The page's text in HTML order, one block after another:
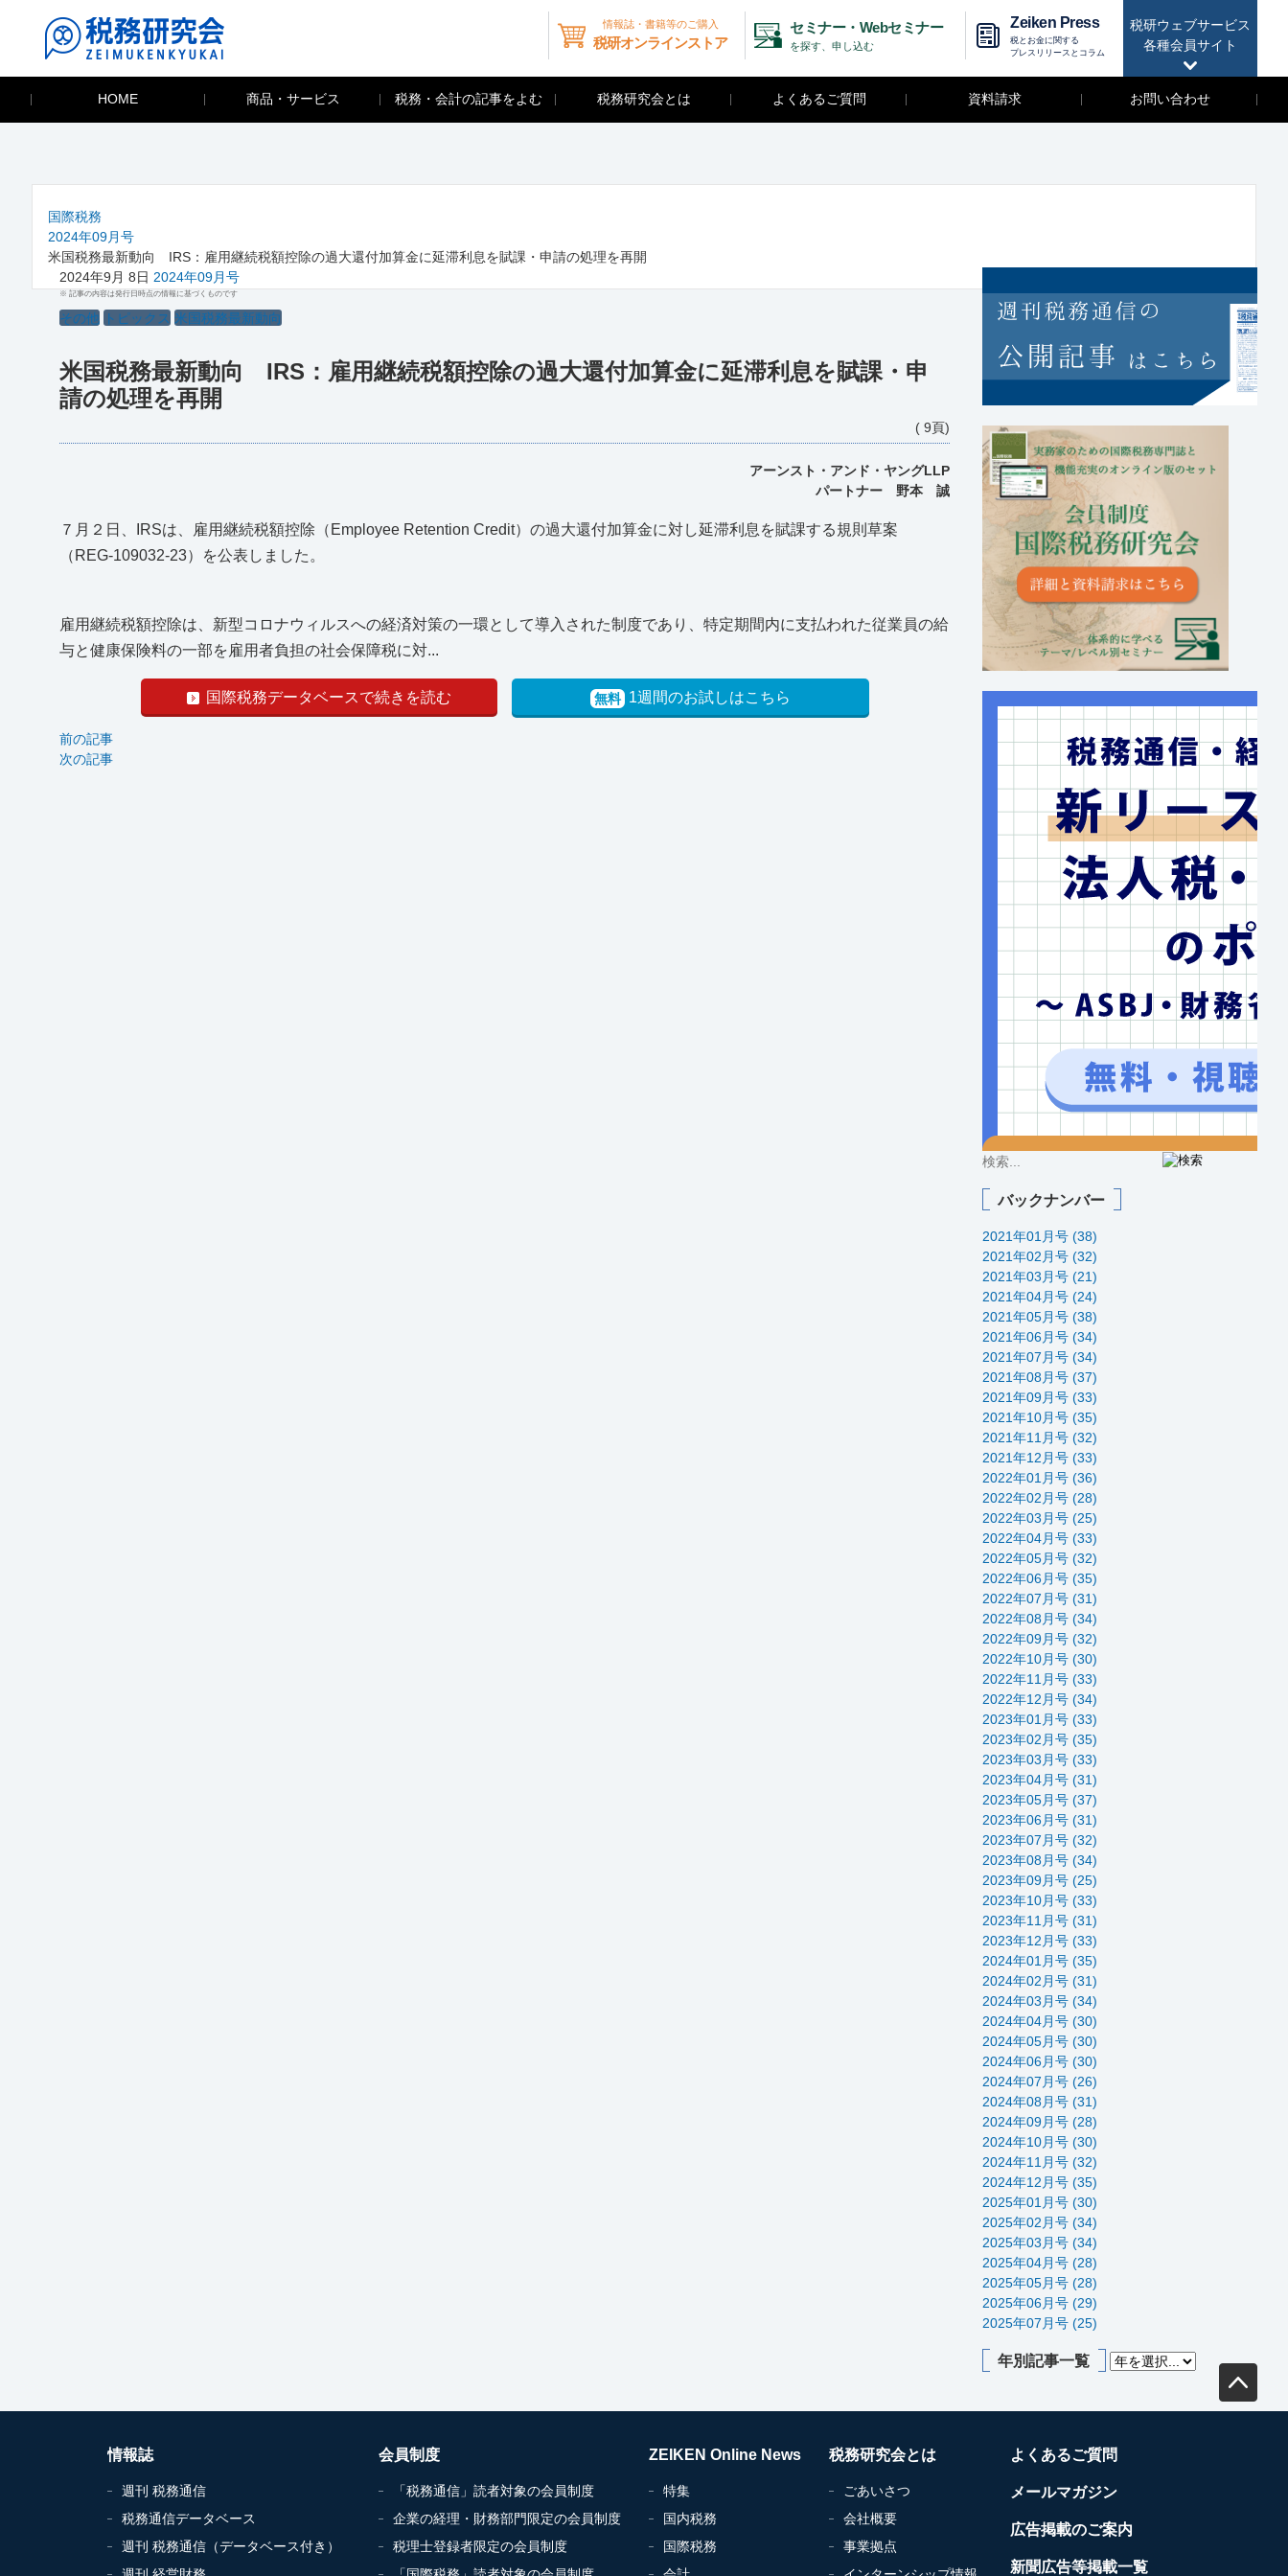
税研ウェブサービス
各種会員サイト
情報誌・書籍等のご購入
税研オンラインストア
セミナー・Webセミナー
を探す、申し込む
Zeiken Press
税とお金に関する
プレスリリースとコラム
HOME 商品・サービス 税務・会計の記事をよむ 税務研究会とは よくあるご質問 資料請求 お問い合わせ
国際税務
2024年09月号
米国税務最新動向 IRS：雇用継続税額控除の過大還付加算金に延滞利息を賦課・申請の処理を再開
2024年9月 8日 2024年09月号
※ 記事の内容は発行日時点の情報に基づくものです
その他 トピックス 米国税務最新動向
米国税務最新動向 IRS：雇用継続税額控除の過大還付加算金に延滞利息を賦課・申
請の処理を再開
( 9頁)
アーンスト・アンド・ヤングLLP
パートナー 野本 誠
７月２日、IRSは、雇用継続税額控除（Employee Retention Credit）の過大還付加算金に対し延滞利息を賦課する規則草案
（REG-109032-23）を公表しました。
雇用継続税額控除は、新型コロナウィルスへの経済対策の一環として導入された制度であり、特定期間内に支払われた従業員の給
与と健康保険料の一部を雇用者負担の社会保障税に対...
国際税務データベースで続きを読む 無料 1週間のお試しはこちら
前の記事
次の記事
バックナンバー
2021年01月号 (38)
2021年02月号 (32)
2021年03月号 (21)
2021年04月号 (24)
2021年05月号 (38)
2021年06月号 (34)
2021年07月号 (34)
2021年08月号 (37)
2021年09月号 (33)
2021年10月号 (35)
2021年11月号 (32)
2021年12月号 (33)
2022年01月号 (36)
2022年02月号 (28)
2022年03月号 (25)
2022年04月号 (33)
2022年05月号 (32)
2022年06月号 (35)
2022年07月号 (31)
2022年08月号 (34)
2022年09月号 (32)
2022年10月号 (30)
2022年11月号 (33)
2022年12月号 (34)
2023年01月号 (33)
2023年02月号 (35)
2023年03月号 (33)
2023年04月号 (31)
2023年05月号 (37)
2023年06月号 (31)
2023年07月号 (32)
2023年08月号 (34)
2023年09月号 (25)
2023年10月号 (33)
2023年11月号 (31)
2023年12月号 (33)
2024年01月号 (35)
2024年02月号 (31)
2024年03月号 (34)
2024年04月号 (30)
2024年05月号 (30)
2024年06月号 (30)
2024年07月号 (26)
2024年08月号 (31)
2024年09月号 (28)
2024年10月号 (30)
2024年11月号 (32)
2024年12月号 (35)
2025年01月号 (30)
2025年02月号 (34)
2025年03月号 (34)
2025年04月号 (28)
2025年05月号 (28)
2025年06月号 (29)
2025年07月号 (25)
年別記事一覧
情報誌
週刊 税務通信
税務通信データベース
週刊 税務通信（データベース付き）
会員制度
「税務通信」読者対象の会員制度
企業の経理・財務部門限定の会員制度
税理士登録者限定の会員制度
ZEIKEN Online News
特集
国内税務
国際税務
税務研究会とは
ごあいさつ
会社概要
事業拠点
よくあるご質問
メールマガジン
広告掲載のご案内
新聞広告等掲載一覧